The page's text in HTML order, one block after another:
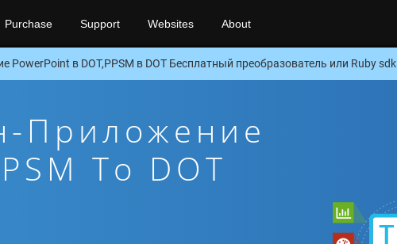
Purchase Support Websites About
PowerPoint в DOT,PPSM в DOT Бесплатный преобразователь или Ruby sdk
Приложение
To DOT